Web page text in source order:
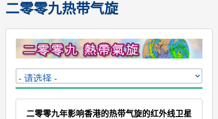
二零零九热带气旋
二零零九年影响香港的热带气旋的红外线卫星